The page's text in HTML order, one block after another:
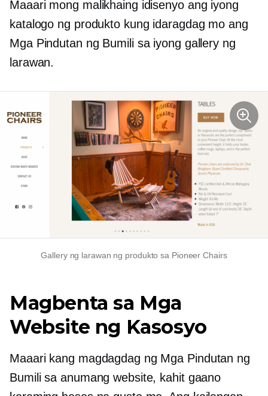
Maaari mong malikhaing idisenyo ang iyong
katalogo ng produkto kung idaragdag mo ang
Mga Pindutan ng Bumili sa iyong gallery ng
larawan.
Gallery ng larawan ng produkto sa Pioneer Chairs
Magbenta sa Mga
Website ng Kasosyo
Maaari kang magdagdag ng Mga Pindutan ng
Bumili sa anumang website, kahit gaano